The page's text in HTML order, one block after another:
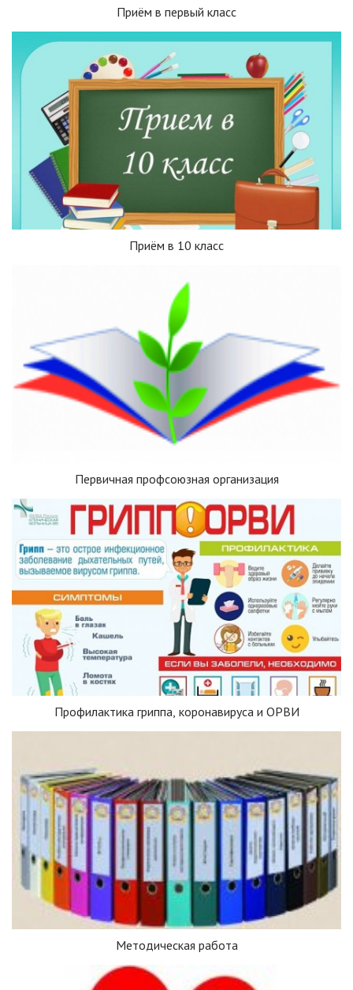
Приём в первый класс
Приём в 10 класс
Первичная профсоюзная организация
Профилактика гриппа, коронавируса и ОРВИ
Методическая работа